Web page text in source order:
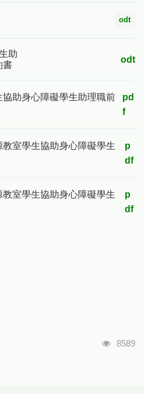
odt
助
書
odt
助身心障礙學生助理職前
pd
f
室學生協助身心障礙學生
p
df
室學生協助身心障礙學生
p
df
瀏覽人
8589